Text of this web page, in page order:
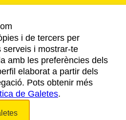
AVÍS LEGAL
DE PRIVACITAT
COOKIES
i de tercers per
serveis i mostrar-te
amb les preferències dels
elaborat a partir dels
Pots obtenir més
de Galetes.